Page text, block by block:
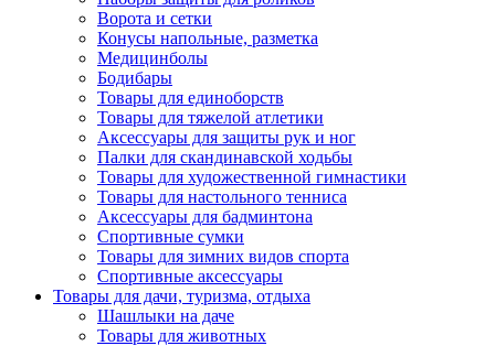
Ворота и сетки
Конусы напольные, разметка
Медицинболы
Бодибары
Товары для единоборств
Товары для тяжелой атлетики
Аксессуары для защиты рук и ног
Палки для скандинавской ходьбы
Товары для художественной гимнастики
Товары для настольного тенниса
Аксессуары для бадминтона
Спортивные сумки
Товары для зимних видов спорта
Спортивные аксессуары
Товары для дачи, туризма, отдыха
Шашлыки на даче
Товары для животных